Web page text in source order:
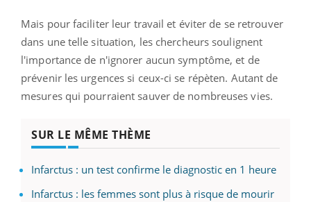
Mais pour faciliter leur travail et éviter de se retrouver
dans une telle situation, les chercheurs soulignent
l'importance de n'ignorer aucun symptôme, et de
prévenir les urgences si ceux-ci se répèten. Autant de
mesures qui pourraient sauver de nombreuses vies.
SUR LE MÊME THÈME
Infarctus : un test confirme le diagnostic en 1 heure
Infarctus : les femmes sont plus à risque de mourir